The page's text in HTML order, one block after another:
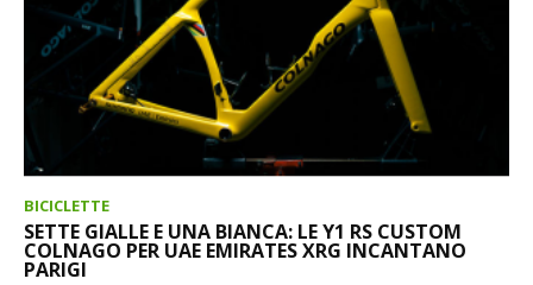
BICICLETTE
SETTE GIALLE E UNA BIANCA: LE Y1 RS CUSTOM
COLNAGO PER UAE EMIRATES XRG INCANTANO
PARIGI